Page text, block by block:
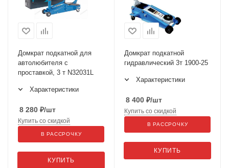
Домкрат подкатной для
автолюбителя с
проставкой, 3 т N32031L
Характеристики
8 280 ₽/шт
КУПИТЬ
Купить со скидкой
В РАССРОЧКУ
Домкрат подкатной
гидравлический 3т 1900-25
Характеристики
8 400 ₽/шт
КУПИТЬ
Купить со скидкой
В РАССРОЧКУ